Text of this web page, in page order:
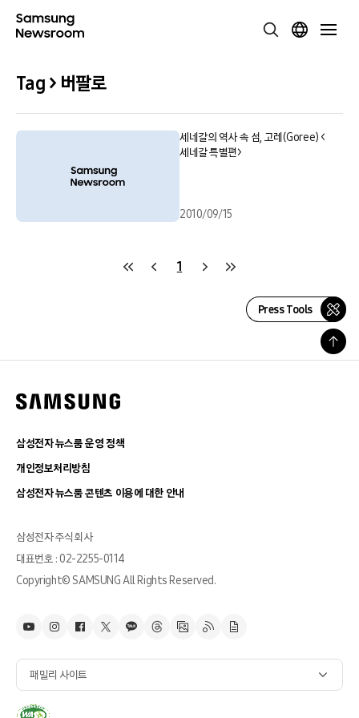
Tag > 버팔로
세네갈의 역사 속 섬, 고레(Goree) <
세네갈 특별편>
2010/09/15
1
Press Tools
삼성전자 뉴스룸 운영 정책
개인정보처리방침
삼성전자 뉴스룸 콘텐츠 이용에 대한 안내
삼성전자 주식회사
대표번호 : 02-2255-0114
Copyright© SAMSUNG All Rights Reserved.
패밀리 사이트